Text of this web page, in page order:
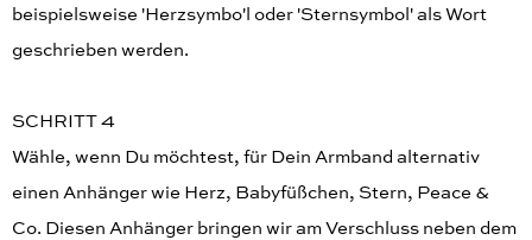
beispielsweise 'Herzsymbo'l oder 'Sternsymbol' als Wort
geschrieben werden.
SCHRITT 4
Wähle, wenn Du möchtest, für Dein Armband alternativ
einen Anhänger wie Herz, Babyfüßchen, Stern, Peace &
Co. Diesen Anhänger bringen wir am Verschluss neben dem